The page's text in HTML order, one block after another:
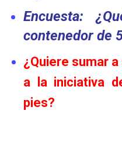
Encuesta:
contenedor de
¿Quiere sumar
a la iniciativa
pies?